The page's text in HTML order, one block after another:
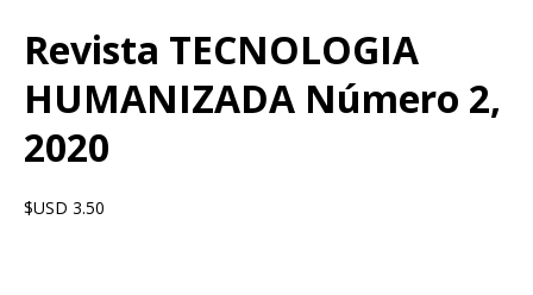
Revista TECNOLOGIA
HUMANIZADA Número 2,
2020
$USD 3.50